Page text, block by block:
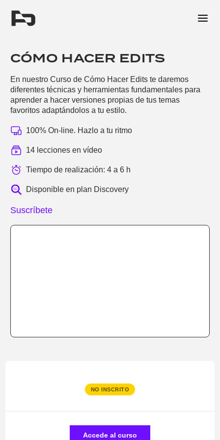
CÓMO HACER EDITS
En nuestro Curso de Cómo Hacer Edits te daremos
diferentes técnicas y herramientas fundamentales para
aprender a hacer versiones propias de tus temas
favoritos adaptándolos a tu estilo.
100% On-line. Hazlo a tu ritmo
14 lecciones en vídeo
Tiempo de realización: 4 a 6 h
Disponible en plan Discovery
Suscríbete
NO INSCRITO
Accede al curso